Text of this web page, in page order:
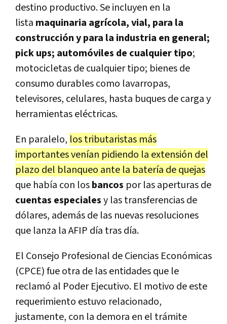
destino productivo. Se incluyen en la
lista maquinaria agrícola, vial, para la
construcción y para la industria en general;
pick ups; automóviles de cualquier tipo;
motocicletas de cualquier tipo; bienes de
consumo durables como lavarropas,
televisores, celulares, hasta buques de carga y
herramientas eléctricas.
En paralelo, los tributaristas más
importantes venían pidiendo la extensión del
plazo del blanqueo ante la batería de quejas
que había con losbancos por las aperturas de
cuentas especialesy las transferencias de
dólares, además de las nuevas resoluciones
que lanza la AFIP día tras día.
El Consejo Profesional de Ciencias Económicas
(CPCE) fue otra de las entidades que le
reclamó al Poder Ejecutivo. El motivo de este
requerimiento estuvo relacionado,
justamente, con la demora en el trámite